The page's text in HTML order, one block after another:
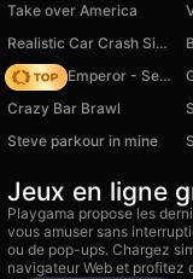
Take over America
Realistic Car Crash Simulator
Solitaire Emperor - Secrets of Fate
Crazy Bar Brawl
Steve parkour in mine
Jeux en ligne
Playgama propose les
vous amuser sans
ou de pop-ups. Chargez
navigateur Web et profitez